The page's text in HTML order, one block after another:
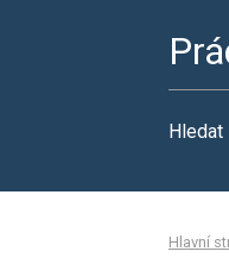
Hledat
Hlavní